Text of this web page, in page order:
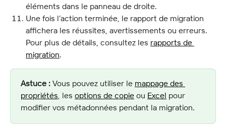
éléments dans le panneau de droite.
Une fois l’action terminée, le rapport de migration
affichera les réussites, avertissements ou erreurs.
Pour plus de détails, consultez les rapports de
migration.
Astuce : Vous pouvez utiliser le mappage des
propriétés , les options de copie ou Excel pour
modifier vos métadonnées pendant la migration.